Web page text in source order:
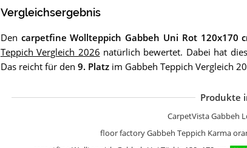
Vergleichsergebnis
Den carpetfine Wollteppich Gabbeh Uni Rot 120x170
Teppich Vergleich 2026 natürlich bewertet. Dabei hat
Das reicht für den 9. Platzim Gabbeh Teppich Vergleich
Produkte
CarpetVista Gabbeh
floor factory Gabbeh Teppich Karma